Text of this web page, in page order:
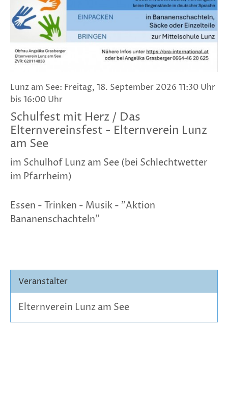
Lunz am See: Freitag, 18. September 2026 11:30 Uhr
bis 16:00 Uhr
Schulfest mit Herz / Das
Elternvereinsfest - Elternverein Lunz
am See
im Schulhof Lunz am See (bei Schlechtwetter
im Pfarrheim)
Essen - Trinken - Musik - "Aktion
Bananenschachteln"
Veranstalter
Elternverein Lunz am See